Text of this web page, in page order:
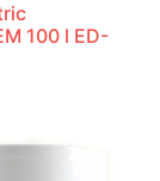
100 l ED-